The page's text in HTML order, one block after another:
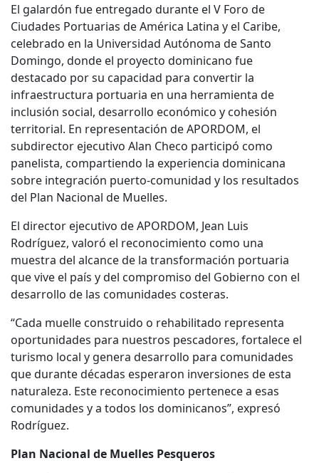
El galardón fue entregado durante el V Foro de
Ciudades Portuarias de América Latina y el Caribe,
celebrado en la Universidad Autónoma de Santo
Domingo, donde el proyecto dominicano fue
destacado por su capacidad para convertir la
infraestructura portuaria en una herramienta de
inclusión social, desarrollo económico y cohesión
territorial. En representación de APORDOM, el
subdirector ejecutivo Alan Checo participó como
panelista, compartiendo la experiencia dominicana
sobre integración puerto-comunidad y los resultados
del Plan Nacional de Muelles.
El director ejecutivo de APORDOM, Jean Luis
Rodríguez, valoró el reconocimiento como una
muestra del alcance de la transformación portuaria
que vive el país y del compromiso del Gobierno con el
desarrollo de las comunidades costeras.
“Cada muelle construido o rehabilitado representa
oportunidades para nuestros pescadores, fortalece el
turismo local y genera desarrollo para comunidades
que durante décadas esperaron inversiones de esta
naturaleza. Este reconocimiento pertenece a esas
comunidades y a todos los dominicanos”, expresó
Rodríguez.
Plan Nacional de Muelles Pesqueros